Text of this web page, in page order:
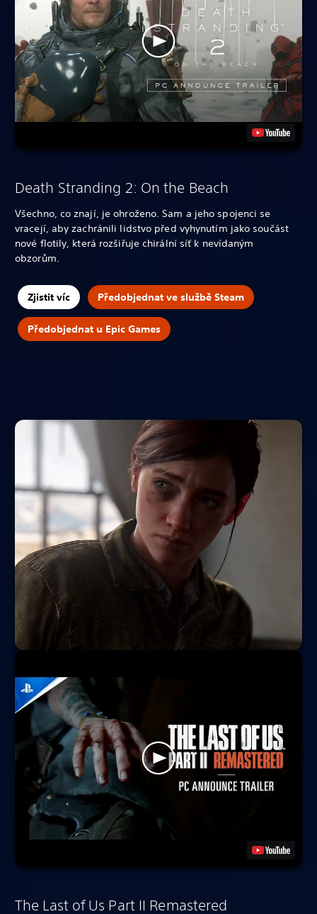
Death Stranding 2: On the Beach
Všechno, co znají, je ohroženo. Sam a jeho spojenci se
vracejí, aby zachránili lidstvo před vyhynutím jako součást
nové flotily, která rozšiřuje chirální síť k nevídaným
obzorům.
Zjistit víc Předobjednat ve službě Steam
Předobjednat u Epic Games
The Last of Us Part II Remastered